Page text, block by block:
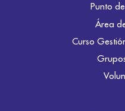
Punto
Área
Curso